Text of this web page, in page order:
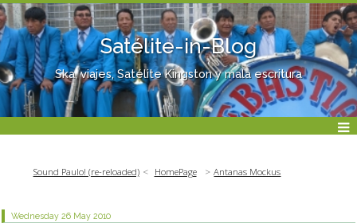
Satélite-in-Blog
Ska, viajes, Satélite Kingston y mala escritura
Sound Paulo! (re-reloaded) HomePage Antanas Mockus
Wednesday 26 May 2010